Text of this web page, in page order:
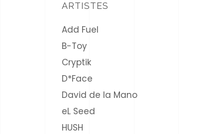
ARTISTES
Add Fuel
B-Toy
Cryptik
D*Face
David de la Mano
eL Seed
HUSH